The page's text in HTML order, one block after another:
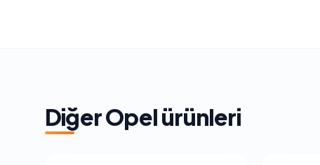
DiğerOpelürünleri